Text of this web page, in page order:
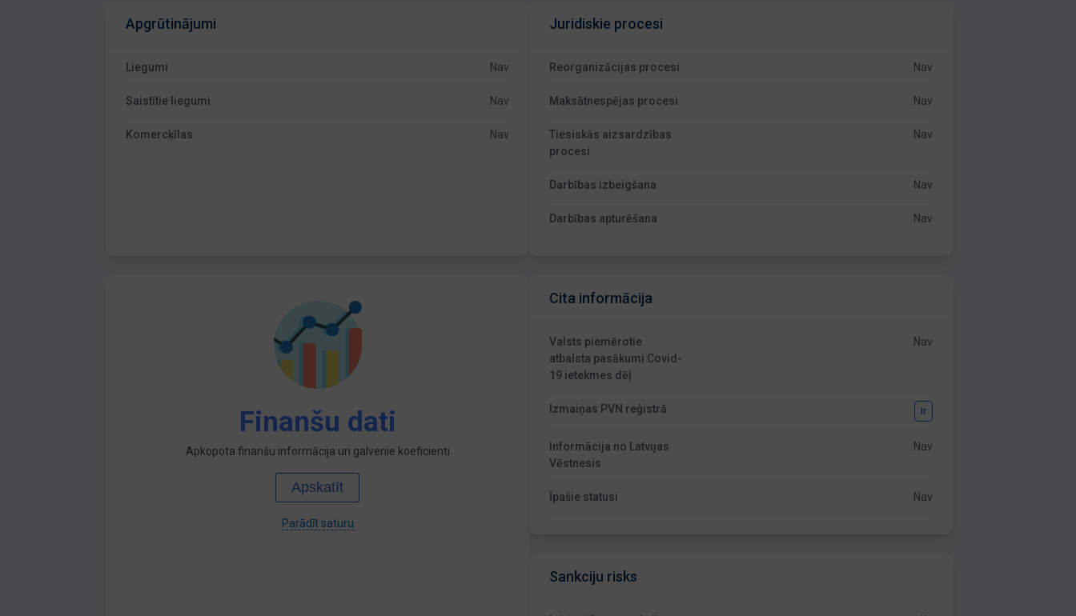
Apgrūtinājumi
Liegumi Nav
Saistītie liegumi Nav
Komercķīlas Nav
Juridiskie procesi
Reorganizācijas procesi Nav
Maksātnespējas procesi Nav
Tiesiskās aizsardzības
procesi
Nav
Darbības izbeigšana Nav
Darbības apturēšana Nav
Finanšu dati
Apkopota finanšu informācija un galvenie koeficienti
Apskatīt
Parādīt saturu
Cita informācija
Valsts piemērotie
atbalsta pasākumi Covid-
19 ietekmes dēļ
Nav
Izmaiņas PVN reģistrā Ir
Informācija no Latvijas
Vēstnesis
Nav
Īpašie statusi Nav
Sankciju risks